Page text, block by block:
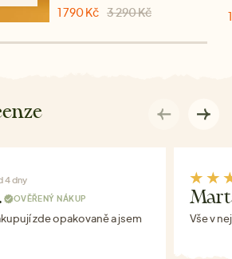
1 790 Kč 3 290 Kč
4 dny
OVĚŘENÝ NÁKUP
zde opakovaně a jsem
Vše v